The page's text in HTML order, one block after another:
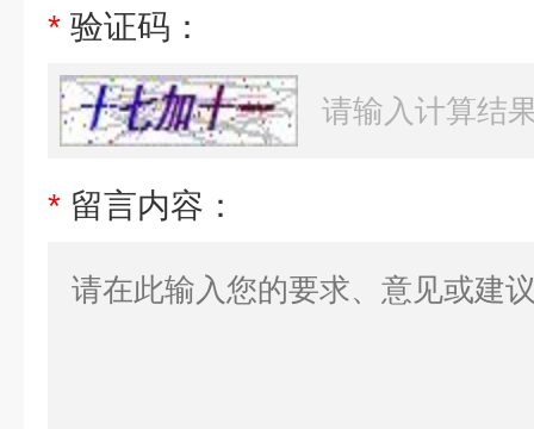
* 验证码：
* 留言内容：